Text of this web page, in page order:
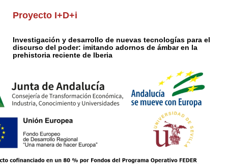
Proyecto I+D+i
Investigación y desarrollo de nuevas tecnologías para el
discurso del poder: imitando adornos de ámbar en la
prehistoria reciente de Iberia